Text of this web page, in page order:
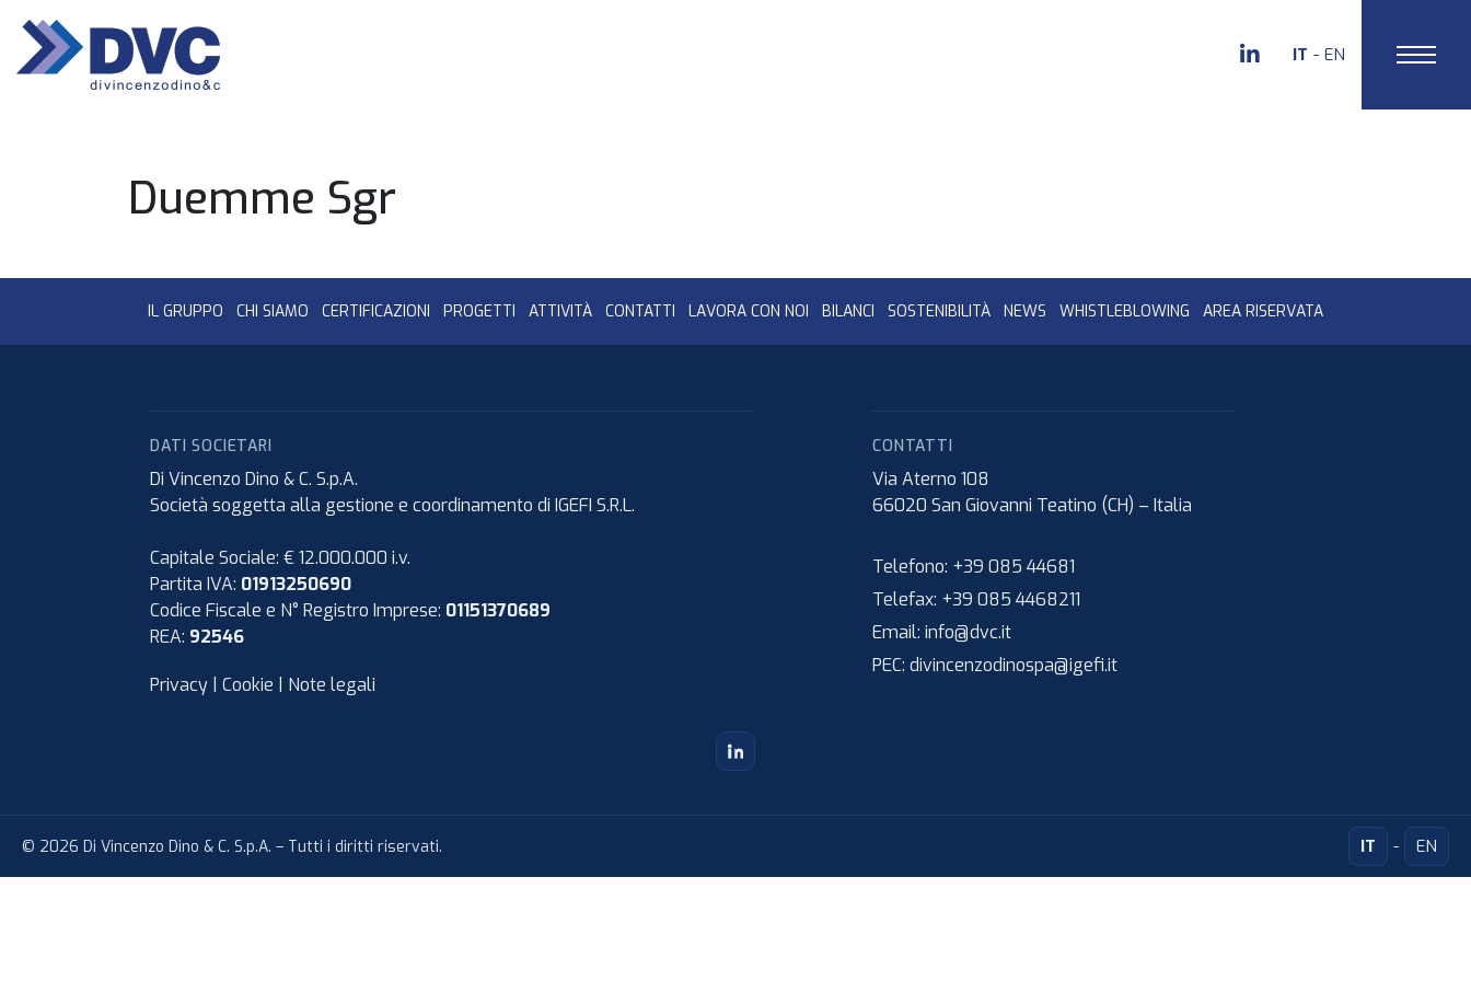
IT EN
Duemme Sgr
IL GRUPPO CHI SIAMO CERTIFICAZIONI PROGETTI ATTIVITÀ CONTATTI LAVORA CON NOI BILANCI SOSTENIBILITÀ NEWS WHISTLEBLOWING AREA RISERVATA
DATI SOCIETARI
Di Vincenzo Dino & C. S.p.A.
Società soggetta alla gestione e coordinamento di IGEFI S.R.L.
Capitale Sociale: € 12.000.000 i.v.
Partita IVA: 01913250690
Codice Fiscale e N° Registro Imprese: 01151370689
REA: 92546
Privacy Cookie Note legali
CONTATTI
Via Aterno 108
66020 San Giovanni Teatino (CH) – Italia
Telefono: +39 085 44681
Telefax: +39 085 4468211
Email: info@dvc.it
PEC: divincenzodinospa@igefi.it
© 2026 Di Vincenzo Dino & C. S.p.A. – Tutti i diritti riservati. IT EN